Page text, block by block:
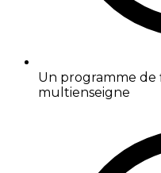
Un programme
multienseigne